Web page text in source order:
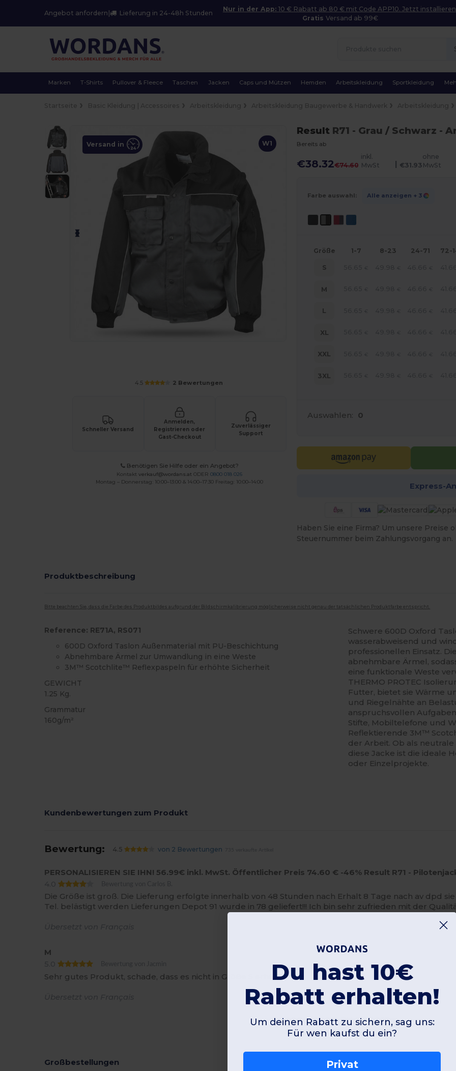
Angebot anfordern Lieferung in 24-48h Stunden
Nur in der App: 10 € Rabatt ab 80 € mit Code APP10. Jetzt
Gratis Versand ab 99€
Marken T-Shirts Pullover & Fleece Taschen Jacken Caps und Mützen Hemden Arbeitskleidung Sportkleidung
W1
Versand in
4.5 2 Bewertungen
Schneller Versand
Anmelden,
Registrieren oder
Gast-Checkout
Zuverlässiger
Support
Benötigen Sie Hilfe oder ein Angebot?
Kontaktverkauf@wordans.at ODER0800 018 026
Montag – Donnerstag: 10:00–13:00 & 14:00–17:30 Freitag: 10:00–14:00
Result R71 - Grau / Schwarz -
Bereits ab
€38.32€74.60
inkl.
MwSt
| €31.93
ohne
MwSt
Farbe auswahl: Alle anzeigen + 3
Größe 1-7 8-23 24-71 72-
S
M
L
XL
XXL
3XL
Auswahlen: 0
Express-
Haben Sie eine Firma? Um unsere
Steuernummer beim Zahlungsvorgang an.
Produktbeschreibung
Bitte beachten Sie, dass die Farbe des Produktbildes aufgrund der Bildschirmkalibrierung möglicherweise nicht genau der tatsächlichen Produktfarbe entspricht.
Reference: RE71A, RS071
600D Oxford Taslon Außenmaterial mit PU-Beschichtung
Abnehmbare Ärmel zur Umwandlung in eine Weste
3M™ Scotchlite™ Reflexpaspeln für erhöhte Sicherheit
GEWICHT
1.25 Kg.
Grammatur
160g/m²
Schwere 600D Oxford
wasserabweisend und
professionellen Einsatz.
abnehmbare Ärmel,
eine funktionale Weste
THERMO PROTEC
Futter, bietet sie Wärme
und Riegelnähte an
anspruchsvollen
Stifte, Mobiltelefone und
Reflektierende 3M™
der Arbeit. Ob als
diese Jacke ist die ideale
oder Einzelprojekte.
Kundenbewertungen zum Produkt
Bewertung: 4.5 von 2 Bewertungen
PERSONALISIEREN SIE IHN! 56.99€ inkl. MwSt. Öffentlicher Preis 74.60 € -46% Result R71 -
4.0
Die Größe ist groß. Die Lieferung erfolgte innerhalb von 48 Stunden nach Erhalt 8 Tage nach av dpd
Tel. belästigt werden Lieferungen Depot 91 wurde in 78 geliefert!!! Ich bin sehr zufrieden mit der
M
5.0
Sehr gutes Produkt, schade, dass es nicht in Größe S erhältlich ist
Kommentar hinzufügen
Großbestellungen
Du hast 10€
Rabatt erhalten!
Um deinen Rabatt zu sichern, sag uns:
Für wen kaufst du ein?
Privat